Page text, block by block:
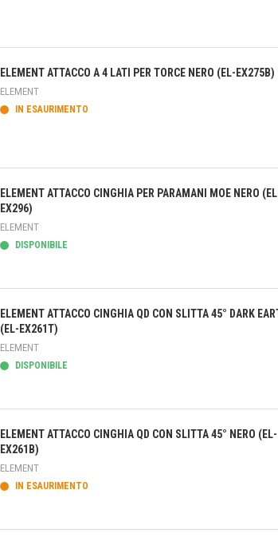
ELEMENT ATTACCO A 4 LATI PER TORCE NERO (EL-EX275B)
ELEMENT
IN ESAURIMENTO
ELEMENT ATTACCO CINGHIA PER PARAMANI MOE NERO
EX296)
ELEMENT
DISPONIBILE
ELEMENT ATTACCO CINGHIA QD CON SLITTA 45° DARK
(EL-EX261T)
ELEMENT
DISPONIBILE
ELEMENT ATTACCO CINGHIA QD CON SLITTA 45° NERO (EL-
EX261B)
ELEMENT
IN ESAURIMENTO